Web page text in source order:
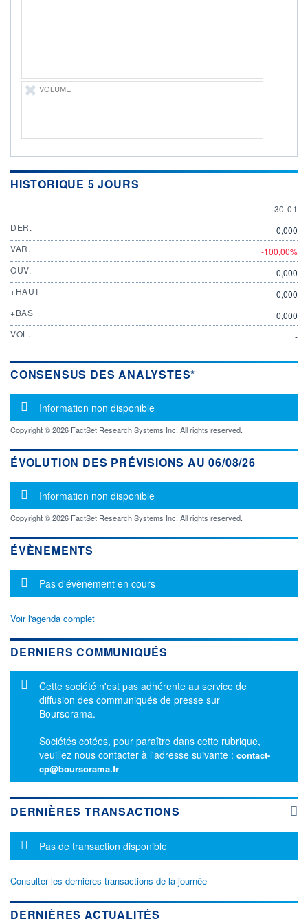
VOLUME
HISTORIQUE 5 JOURS
30
30-01
DER.
0,000
VAR.
-100,00%
OUV.
0,000
+HAUT
0,000
+BAS
0,000
VOL.
-
CONSENSUS DES ANALYSTES*
Message d'information
Information non disponible
Copyright © 2026 FactSet Research Systems Inc. All rights reserved.
ÉVOLUTION DES PRÉVISIONS AU 06/08/26
Message d'information
Information non disponible
Copyright © 2026 FactSet Research Systems Inc. All rights reserved.
ÉVÈNEMENTS
Message d'information
Pas d'évènement en cours
Voir l'agenda complet
DERNIERS COMMUNIQUÉS
Message d'information
Cette société n'est pas adhérente au service de
diffusion des communiqués de presse sur
Boursorama.
Sociétés cotées, pour paraître dans cette rubrique,
veuillez nous contacter à l'adresse suivante : contact-
cp@boursorama.fr
DERNIÈRES TRANSACTIONS
Message d'information
Pas de transaction disponible
Consulter les dernières transactions de la journée
DERNIÈRES ACTUALITÉS